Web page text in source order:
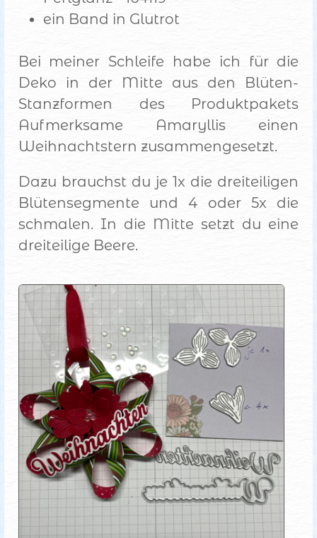
ein Band in Glutrot
Bei meiner Schleife habe ich für die
Deko in der Mitte aus den Blüten-
Stanzformen des Produktpakets
Aufmerksame Amaryllis einen
Weihnachtstern zusammengesetzt.
Dazu brauchst du je 1x die dreiteiligen
Blütensegmente und 4 oder 5x die
schmalen. In die Mitte setzt du eine
dreiteilige Beere.